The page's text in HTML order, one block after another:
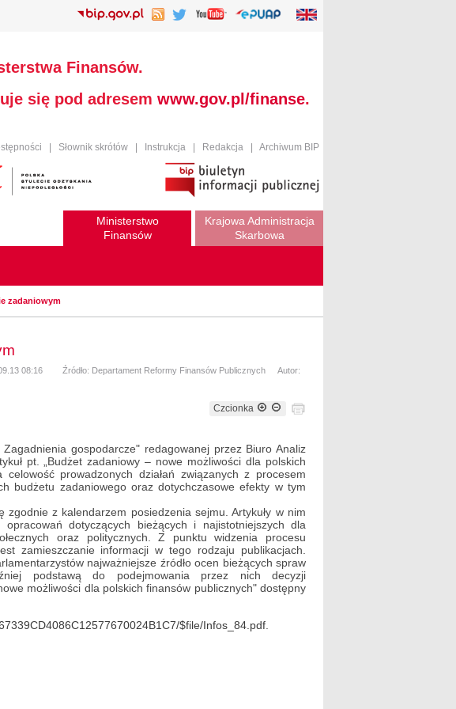
Finansów.
się pod adresem www.gov.pl/finanse.
Słownik skrótów Instrukcja Redakcja Archiwum BIP
Ministerstwo
Finansów
Krajowa Administracja
Skarbowa
zadaniowym
08:16 Źródło: Departament Reformy Finansów Publicznych
Autor:
Czcionka
gospodarcze" redagowanej przez Biuro Analiz
pt. „Budżet zadaniowy – nowe możliwości dla polskich
celowość prowadzonych działań związanych z procesem
budżetu zadaniowego oraz dotychczasowe efekty w tym
zgodnie z kalendarzem posiedzenia sejmu. Artykuły w nim
dotyczących bieżących i najistotniejszych dla
oraz politycznych. Z punktu widzenia procesu
zamieszczanie informacji w tego rodzaju publikacjach.
najważniejsze źródło ocen bieżących spraw
podstawą do podejmowania przez nich decyzji
możliwości dla polskich finansów publicznych" dostępny
$file/Infos_84.pdf